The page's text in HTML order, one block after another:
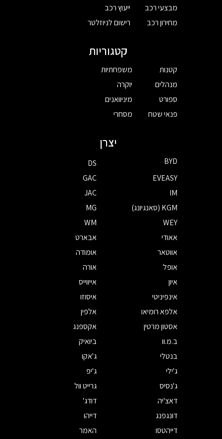
מבצעי רכב
מחירון רכב
ייעוץ רכב
רישום לניוזלטר
קטגוריות
קטנות
מנהלים
ספורט
פנאי שטח
משפחתיות
יוקרה
מיניוואנים
מסחרי
יצרן
BYD
DS
EVEASY
GAC
IM
JAC
KGM (סאנגיונג)
MG
WEY
WM
אאודי
אבארט
אווטאר
אומודה
אופל
אורה
איון
אייווייס
אינפיניטי
איסוזו
אלפא רומיאו
אלפין
אסטון מרטין
אקספנג
ב.מ.וו
ביואיק
בנטלי
ג'אקו
ג'ילי
ג'יפ
ג'נסיס
גרייט וול
דאצ'יה
דודג'
דונגפנג
דייהו
דייהטסו
האמר